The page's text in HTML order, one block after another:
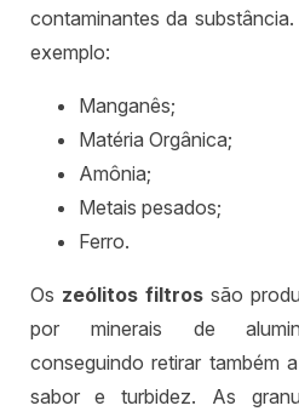
contaminantes da
exemplo:
Manganês;
Matéria Orgânica;
Amônia;
Metais pesados;
Ferro.
Os zeólitos filtrossão
por minerais de
conseguindo retirar também
sabor e turbidez. As